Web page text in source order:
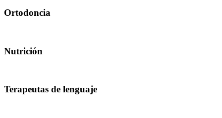
Ortodoncia
Nutrición
Terapeutas de lenguaje